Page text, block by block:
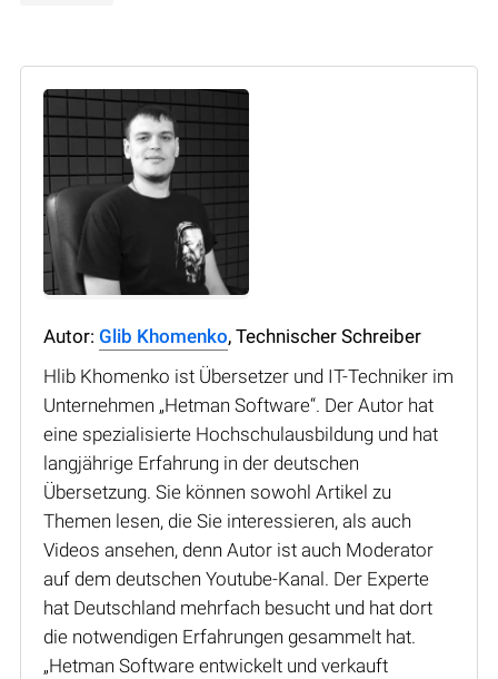
Autor: Glib Khomenko, Technischer Schreiber
Hlib Khomenko ist Übersetzer und IT-Techniker im
Unternehmen „Hetman Software“. Der Autor hat
eine spezialisierte Hochschulausbildung und hat
langjährige Erfahrung in der deutschen
Übersetzung. Sie können sowohl Artikel zu
Themen lesen, die Sie interessieren, als auch
Videos ansehen, denn Autor ist auch Moderator
auf dem deutschen Youtube-Kanal. Der Experte
hat Deutschland mehrfach besucht und hat dort
die notwendigen Erfahrungen gesammelt hat.
„Hetman Software entwickelt und verkauft